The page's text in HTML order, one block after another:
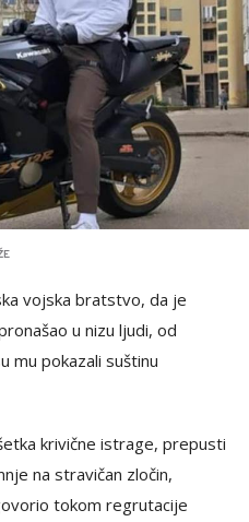
vojska bratstvo, da je
u nizu ljudi, od
mu pokazali suštinu
krivične istrage, prepusti
na stravičan zločin,
tokom regrutacije